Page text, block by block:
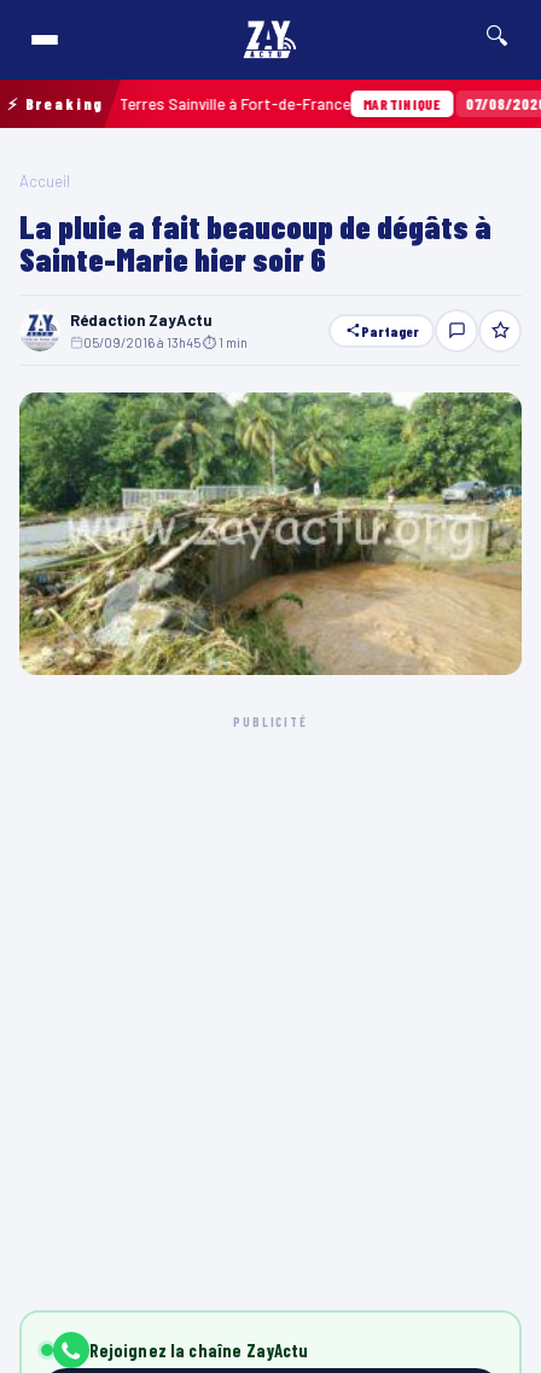
🔍
⚡ Breaking
balles aux Terres Sainville à Fort-de-France MARTINIQUE 07/08/2026 ·
Accueil
La pluie a fait beaucoup de dégâts à
Sainte-Marie hier soir 6
Rédaction ZayActu
05/09/2016 à 13h45⏱ 1 min
Partager
PUBLICITÉ
Rejoignez la chaîne ZayActu